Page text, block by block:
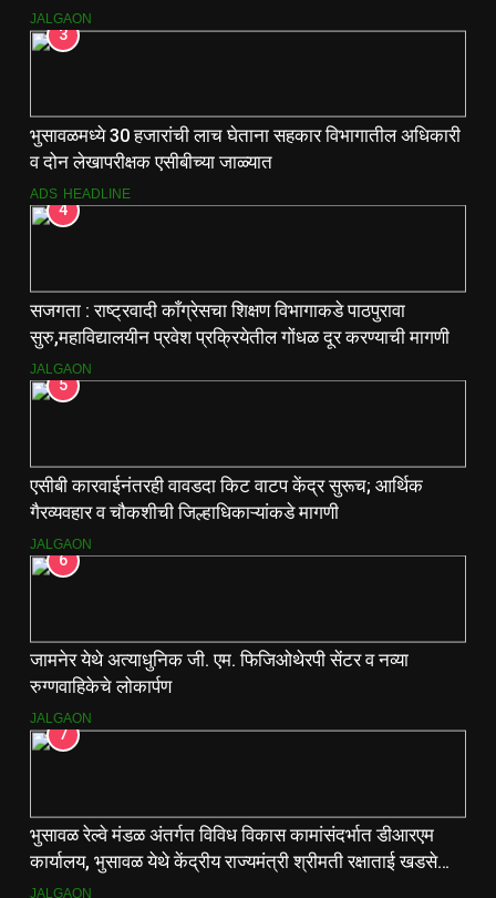
JALGAON
3
भुसावळमध्ये 30 हजारांची लाच घेताना सहकार विभागातील अधिकारी
व दोन लेखापरीक्षक एसीबीच्या जाळ्यात
ADS HEADLINE
4
सजगता : राष्ट्रवादी काँग्रेसचा शिक्षण विभागाकडे पाठपुरावा
सुरु,महाविद्यालयीन प्रवेश प्रक्रियेतील गोंधळ दूर करण्याची मागणी
JALGAON
5
एसीबी कारवाईनंतरही वावडदा किट वाटप केंद्र सुरूच; आर्थिक
गैरव्यवहार व चौकशीची जिल्हाधिकाऱ्यांकडे मागणी
JALGAON
6
जामनेर येथे अत्याधुनिक जी. एम. फिजिओथेरपी सेंटर व नव्या
रुग्णवाहिकेचे लोकार्पण
JALGAON
7
भुसावळ रेल्वे मंडळ अंतर्गत विविध विकास कामांसंदर्भात डीआरएम
कार्यालय, भुसावळ येथे केंद्रीय राज्यमंत्री श्रीमती रक्षाताई खडसे
यांनी आढावा बैठक घेतली…
JALGAON